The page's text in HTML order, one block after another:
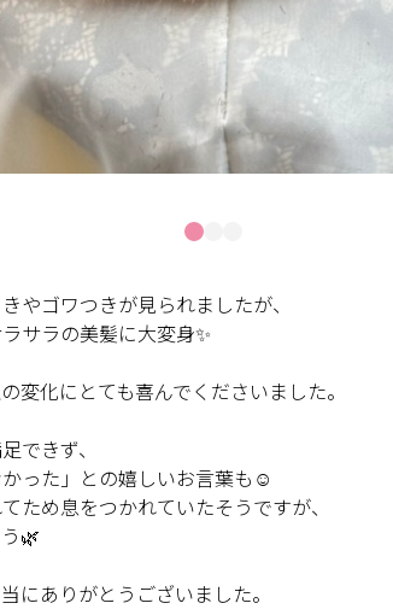
やゴワつきが見られましたが、
サラの美髪に大変身✨
変化にとても喜んでくださいました。
できず、
った」との嬉しいお言葉も☺️
ため息をつかれていたそうですが、
🌿
にありがとうございました。